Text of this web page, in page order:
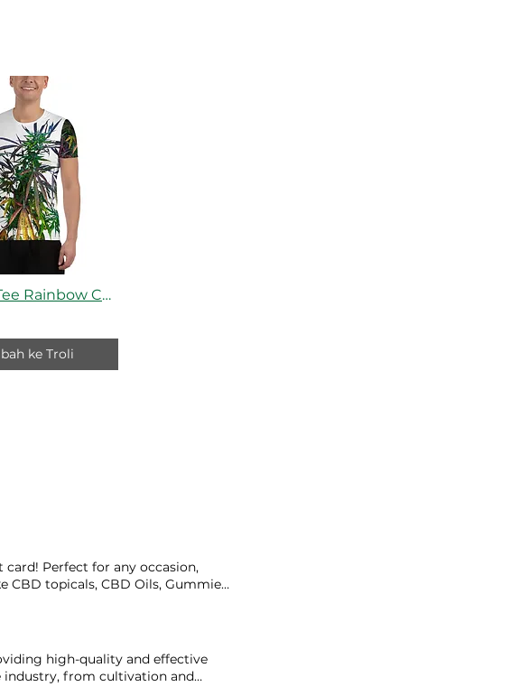
Poliester Tee Rainbow Cannabis
ke Troli
Perfect for any occasion,
CBD topicals, CBD Oils, Gummies,
$25 $50 $100 $150 $200
high-quality and effective
industry, from cultivation and